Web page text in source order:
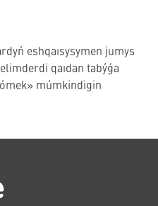
eshqaısysymen jumys
qaıdan tabýǵa
múmkindigin